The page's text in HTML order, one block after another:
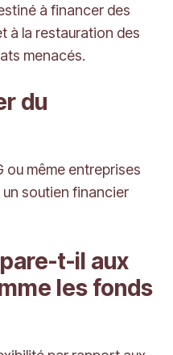
à financer des
à la restauration des
menacés.
du
ou même entreprises
soutien financier
t-il aux
les fonds